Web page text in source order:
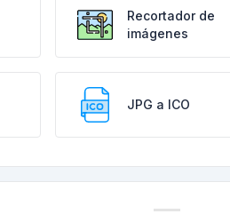
Recortador de
imágenes
JPG a ICO